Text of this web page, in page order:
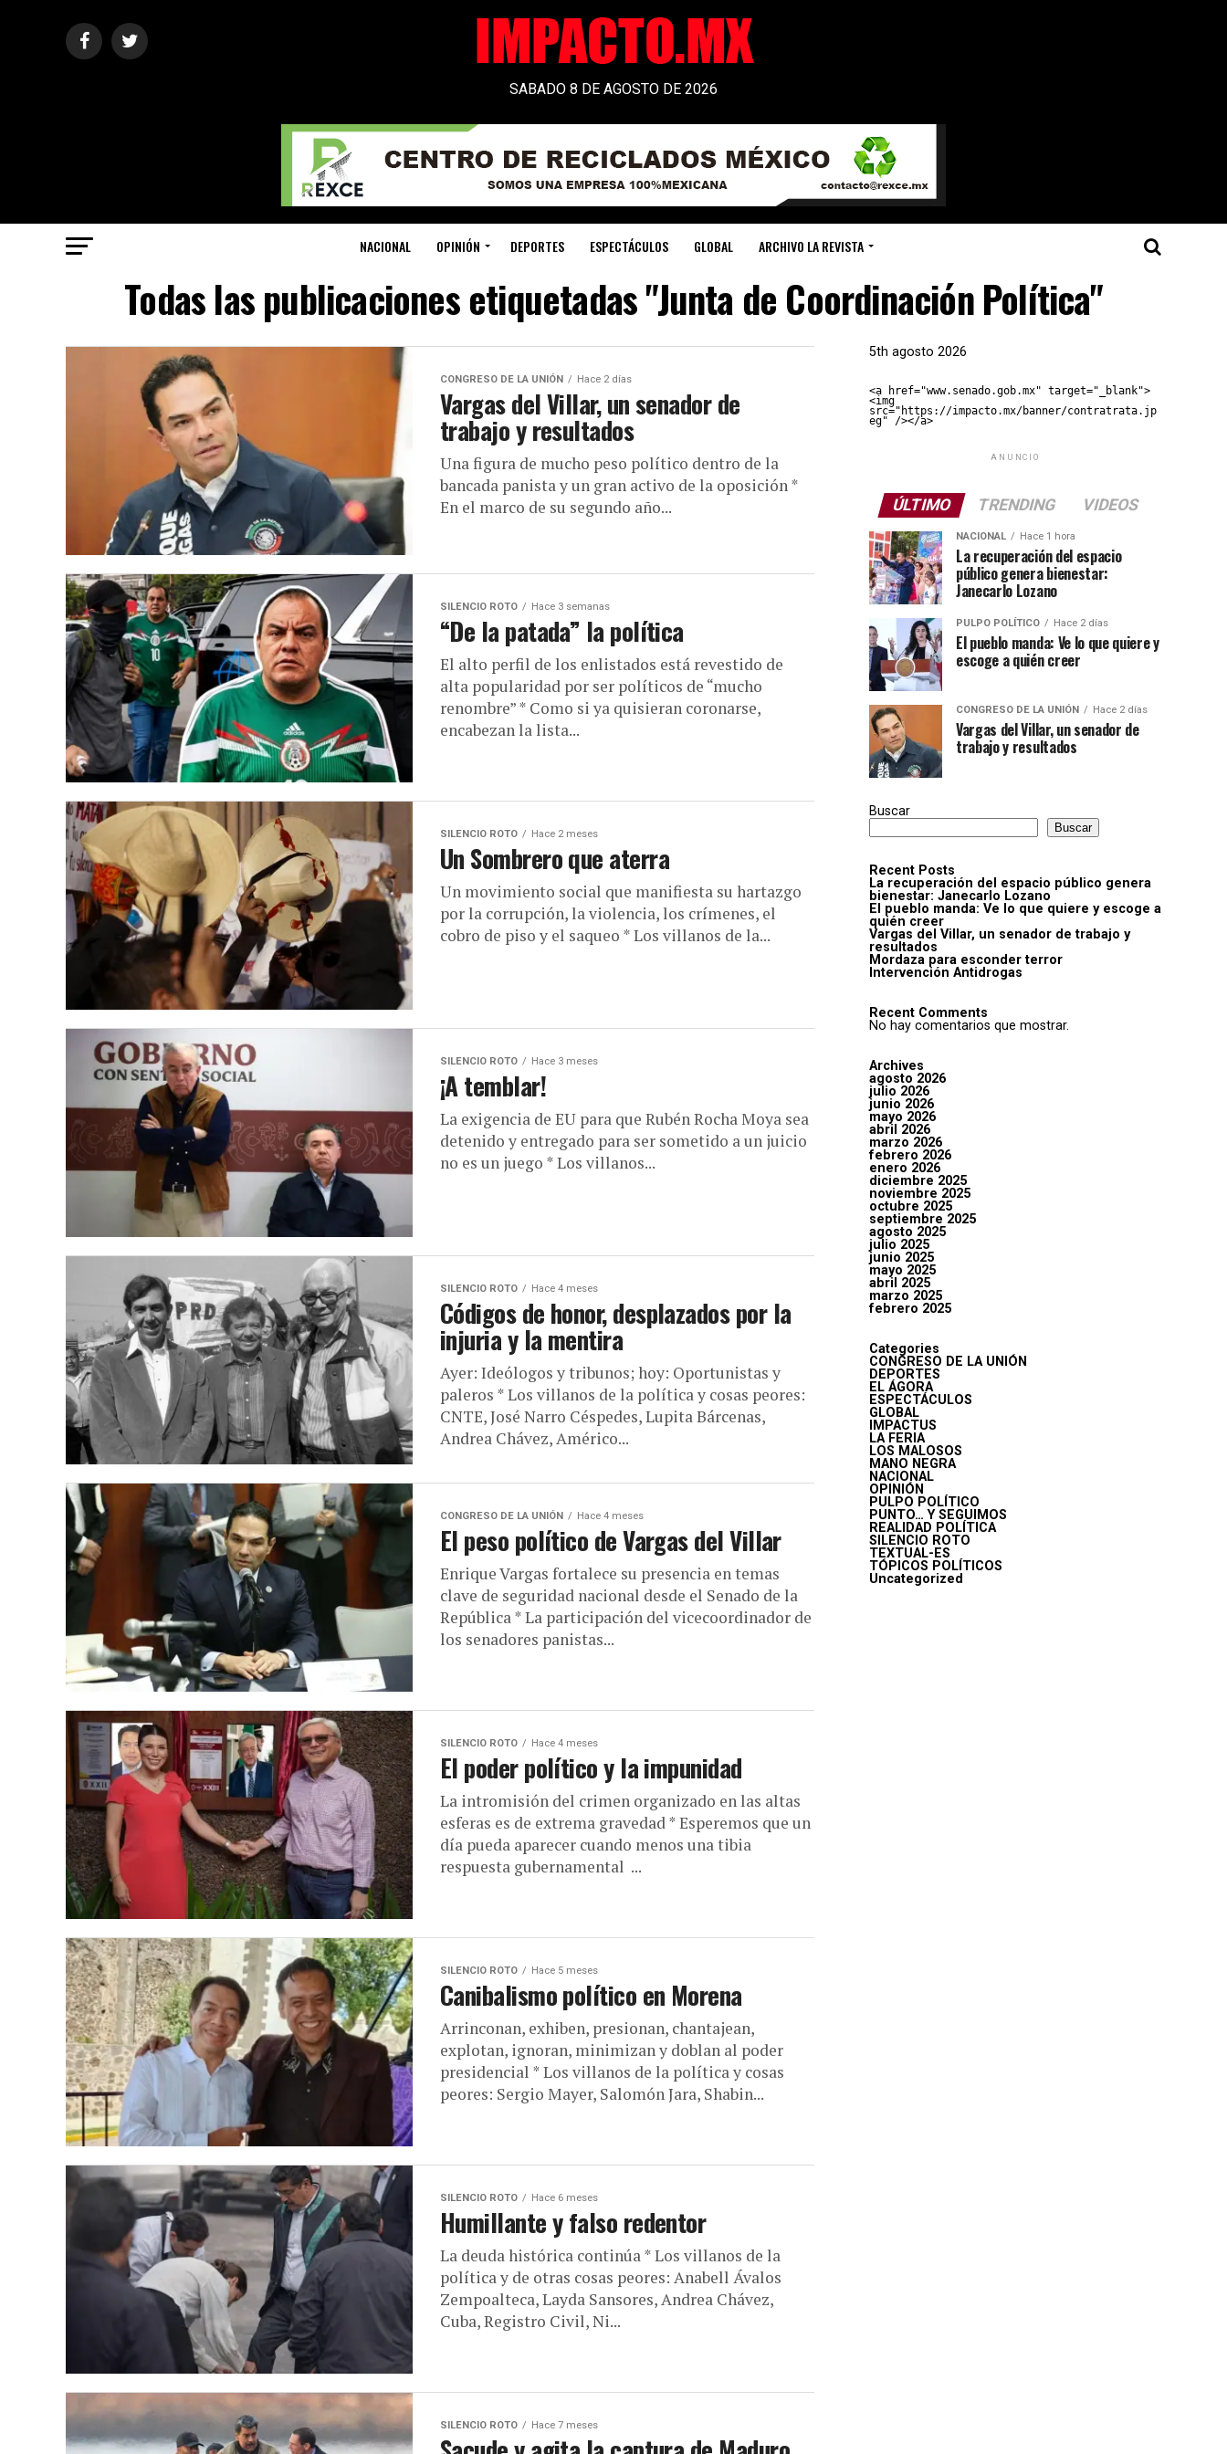
SABADO 8 DE AGOSTO DE 2026
NACIONAL OPINIÓN DEPORTES ESPECTÁCULOS GLOBAL ARCHIVO LA REVISTA
Todas las publicaciones etiquetadas "Junta de Coordinación Política"
CONGRESO DE LA UNIÓN Hace 2 días
Vargas del Villar, un senador de
trabajo y resultados
Una figura de mucho peso político dentro de la
bancada panista y un gran activo de la oposición *
En el marco de su segundo año...
SILENCIO ROTO Hace 3 semanas
“De la patada” la política
El alto perfil de los enlistados está revestido de
alta popularidad por ser políticos de “mucho
renombre” * Como si ya quisieran coronarse,
encabezan la lista...
SILENCIO ROTO Hace 2 meses
Un Sombrero que aterra
Un movimiento social que manifiesta su hartazgo
por la corrupción, la violencia, los crímenes, el
cobro de piso y el saqueo * Los villanos de la...
SILENCIO ROTO Hace 3 meses
¡A temblar!
La exigencia de EU para que Rubén Rocha Moya sea
detenido y entregado para ser sometido a un juicio
no es un juego * Los villanos...
SILENCIO ROTO Hace 4 meses
Códigos de honor, desplazados por la
injuria y la mentira
Ayer: Ideólogos y tribunos; hoy: Oportunistas y
paleros * Los villanos de la política y cosas peores:
CNTE, José Narro Céspedes, Lupita Bárcenas,
Andrea Chávez, Américo...
CONGRESO DE LA UNIÓN Hace 4 meses
El peso político de Vargas del Villar
Enrique Vargas fortalece su presencia en temas
clave de seguridad nacional desde el Senado de la
República * La participación del vicecoordinador de
los senadores panistas...
SILENCIO ROTO Hace 4 meses
El poder político y la impunidad
La intromisión del crimen organizado en las altas
esferas es de extrema gravedad * Esperemos que un
día pueda aparecer cuando menos una tibia
respuesta gubernamental ...
SILENCIO ROTO Hace 5 meses
Canibalismo político en Morena
Arrinconan, exhiben, presionan, chantajean,
explotan, ignoran, minimizan y doblan al poder
presidencial * Los villanos de la política y cosas
peores: Sergio Mayer, Salomón Jara, Shabin...
SILENCIO ROTO Hace 6 meses
Humillante y falso redentor
La deuda histórica continúa * Los villanos de la
política y de otras cosas peores: Anabell Ávalos
Zempoalteca, Layda Sansores, Andrea Chávez,
Cuba, Registro Civil, Ni...
SILENCIO ROTO Hace 7 meses
5th agosto 2026
<a href="www.senado.gob.mx" target="_blank">
<img
src="https://impacto.mx/banner/contratrata.jp
eg" /></a>
ANUNCIO
ÚLTIMO TRENDING VIDEOS
NACIONAL Hace 1 hora
La recuperación del espacio
público genera bienestar:
Janecarlo Lozano
PULPO POLÍTICO Hace 2 días
El pueblo manda: Ve lo que quiere y
escoge a quién creer
CONGRESO DE LA UNIÓN Hace 2 días
Vargas del Villar, un senador de
trabajo y resultados
Buscar
Buscar
Recent Posts
La recuperación del espacio público genera
bienestar: Janecarlo Lozano
El pueblo manda: Ve lo que quiere y escoge a
quién creer
Vargas del Villar, un senador de trabajo y
resultados
Mordaza para esconder terror
Intervención Antidrogas
Recent Comments
No hay comentarios que mostrar.
Archives
agosto 2026
julio 2026
junio 2026
mayo 2026
abril 2026
marzo 2026
febrero 2026
enero 2026
diciembre 2025
noviembre 2025
octubre 2025
septiembre 2025
agosto 2025
julio 2025
junio 2025
mayo 2025
abril 2025
marzo 2025
febrero 2025
Categories
CONGRESO DE LA UNIÓN
DEPORTES
EL ÁGORA
ESPECTÁCULOS
GLOBAL
IMPACTUS
LA FERIA
LOS MALOSOS
MANO NEGRA
NACIONAL
OPINIÓN
PULPO POLÍTICO
PUNTO… Y SEGUIMOS
REALIDAD POLÍTICA
SILENCIO ROTO
TEXTUAL-ES
TÓPICOS POLÍTICOS
Uncategorized